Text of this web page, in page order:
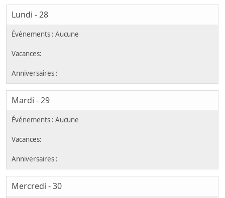
Lundi - 28
Mardi - 29
Mercredi - 30